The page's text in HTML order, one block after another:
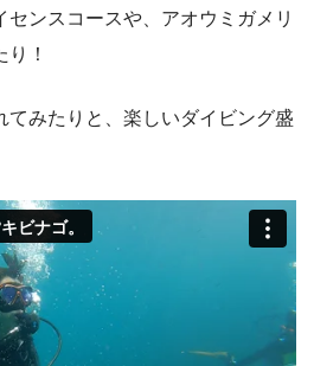
センスコースや、アオウミガメリ
！
てみたりと、楽しいダイビング盛